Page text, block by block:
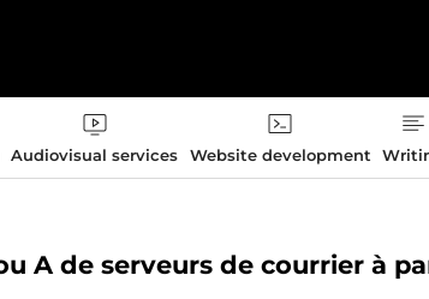
Audiovisual services Website development
A de serveurs de courrier à